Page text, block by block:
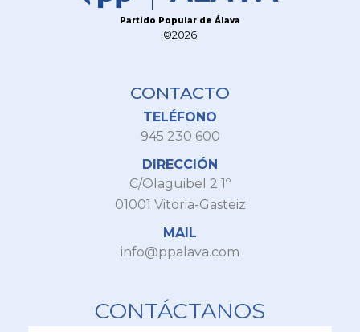
Partido Popular de Álava
©2026
CONTACTO
TELÉFONO
945 230 600
DIRECCIÓN
C/Olaguibel 2 1º
01001 Vitoria-Gasteiz
MAIL
info@ppalava.com
CONTÁCTANOS